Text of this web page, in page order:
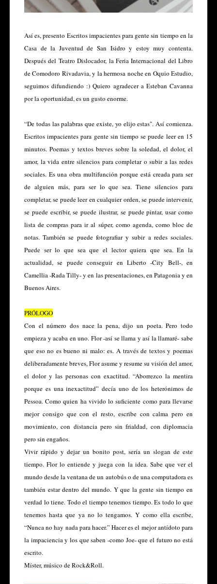
Así es, presento Escritos impacientes para gente sin tiempo en la
Casa de la Juventud de San Isidro y estoy muy contenta.
Después del Teatro Dislocador, la Feria Internacional del Libro
de Comodoro Rivadavia, y la hermosa noche en Oquio Estudio,
seguimos difundiendo :) Quiero agradecer a Esteban Cavanna
por la oportunidad, es un gusto enorme.
“De todas las palabras que existe, yo elijo estas". Así comienza.
Escritos impacientes para gente sin tiempo se puede leer en 15
minutos. Poemas y textos breves sobre la soledad, el dolor, el
amor, la vida entre silencios para completar o subir a las redes
sociales. Es una obra multifunción porque está creada para ser
de alguien más, para ser lo que sea. Tiene silencios para
completar, se puede leer en cualquier orden, se puede intervenir,
se puede escribir, se puede ilustrar, se puede pintar, usar como
lista de compras para ir al súper, como agenda, como bloc de
notas. También se puede fotografiar y subir a redes sociales.
Puede ser lo que sea que el lector quiera que sea. En la
actualidad, se puede conseguir en Liberto -City Bell-, en
Camellia -Rada Tilly- y en las presentaciones, en Patagonia y en
Buenos Aires.
PRÓLOGO
Con el número dos nace la pena, dijo un poeta. Pero todo
empieza y acaba en uno. Flor -así se llama y así la llamaré- sabe
que eso no es bueno ni malo: es. A través de textos y poemas
deliberadamente breves, Flor asume y resume su visión del amor,
el dolor y las personas con exactitud. “Aborrezco la mentira
porque es una inexactitud” decía uno de los heterónimos de
Pessoa. Como quien ha vivido lo suficiente como para llevarse
mejor consigo que con el resto, escribe con calma pero en
movimiento, con distancia pero sin frialdad, con diplomacia
pero sin engaños.
Vivir rápido y dejar un bonito post, sería un slogan de este
tiempo. Flor lo entiende y juega con la idea. Sabe que ver el
mundo desde la ventana de un autobús o de una computadora es
también estar dentro del mundo. Y que la gente sin tiempo en
verdad lo tiene. Todo el tiempo tenemos tiempo. Es todo lo que
tenemos hasta que ya no lo tengamos. Y como ella escribe,
“Nunca no hay nada para hacer.” Hacer es el mejor antídoto para
la impaciencia y los que saben -como Joe- que el futuro no está
escrito.
Míster, músico de Rock&Roll.